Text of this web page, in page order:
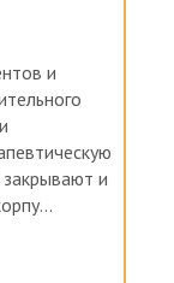
и
закрывают и